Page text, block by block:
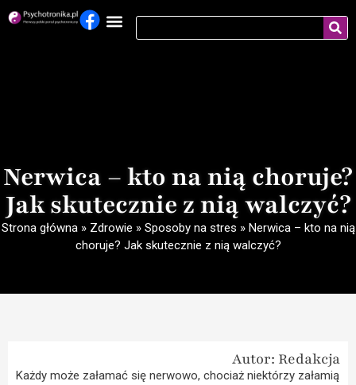
Nerwica – kto na nią choruje?
Jak skutecznie z nią walczyć?
Strona główna» Zdrowie » Sposoby na stres » Nerwica – kto na nią
choruje? Jak skutecznie z nią walczyć?
Autor: Redakcja
Każdy może załamać się nerwowo, chociaż niektórzy załamią